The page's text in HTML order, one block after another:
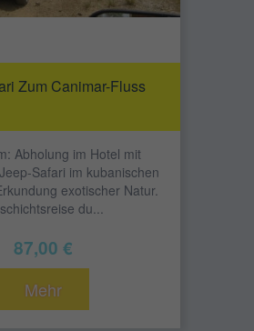
Zum Canimar-Fluss
Abholung im Hotel mit
Safari im kubanischen
exotischer Natur.
du...
87,00 €
Mehr